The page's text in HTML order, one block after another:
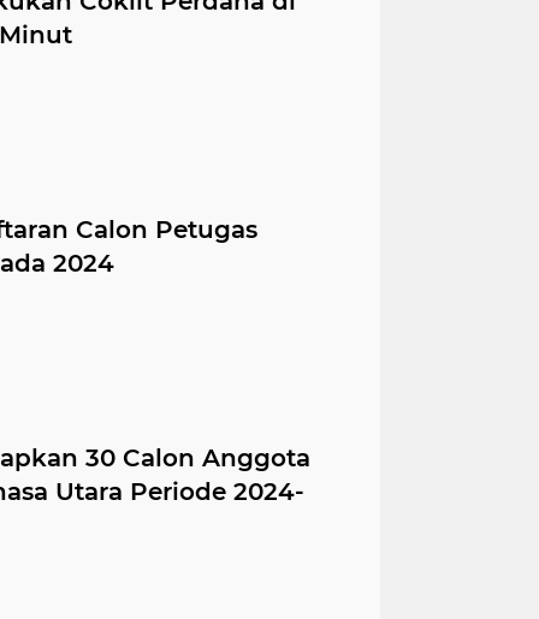
Calon Petugas
2024
30 Calon Anggota
Utara Periode 2024-